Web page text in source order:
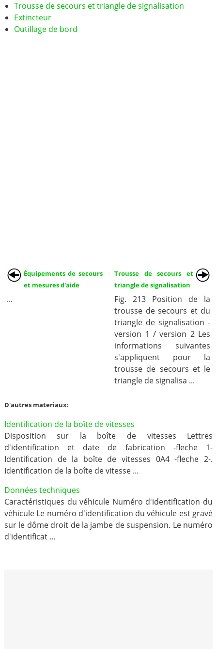
Trousse de secours et triangle de signalisation
Extincteur
Outillage de bord
Équipements de secours
et mesures d'aide
...
Trousse de secours et
triangle de signalisation
Fig. 213 Position de la
trousse de secours et du
triangle de signalisation -
version 1 / version 2 Les
informations suivantes
s'appliquent pour la
trousse de secours et le
triangle de signalisa ...
D'autres materiaux:
Identification de la boîte de vitesses
Disposition sur la boîte de vitesses Lettres
d'identification et date de fabrication -fleche 1-
Identification de la boîte de vitesses 0A4 -fleche 2-.
Identification de la boîte de vitesse ...
Données techniques
Caractéristiques du véhicule Numéro d'identification du
véhicule Le numéro d'identification du véhicule est gravé
sur le dôme droit de la jambe de suspension. Le numéro
d'identificat ...